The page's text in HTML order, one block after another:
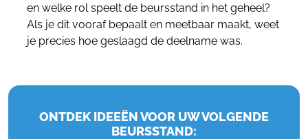
en welke rol speelt de beursstand in het geheel?
Als je dit vooraf bepaalt en meetbaar maakt, weet
je precies hoe geslaagd de deelname was.
ONTDEK IDEEËN VOOR UW VOLGENDE
BEURSSTAND: